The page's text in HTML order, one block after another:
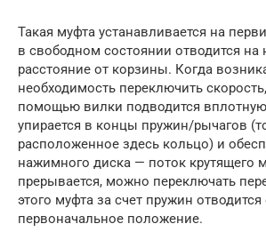
Такая муфта устанавливается на
в свободном состоянии отводится на
расстояние от корзины. Когда
необходимость переключить
помощью вилки подводится
упирается в концы пружин/рычагов
расположенное здесь кольцо) и
нажимного диска — поток крутящего
прерывается, можно переключать
этого муфта за счет пружин
первоначальное положение.